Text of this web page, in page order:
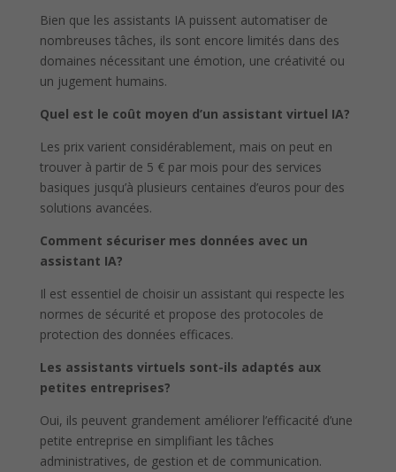
Bien que les assistants IA puissent automatiser de
nombreuses tâches, ils sont encore limités dans des
domaines nécessitant une émotion, une créativité ou
un jugement humains.
Quel est le coût moyen d’un assistant virtuel IA?
Les prix varient considérablement, mais on peut en
trouver à partir de 5 € par mois pour des services
basiques jusqu’à plusieurs centaines d’euros pour des
solutions avancées.
Comment sécuriser mes données avec un
assistant IA?
Il est essentiel de choisir un assistant qui respecte les
normes de sécurité et propose des protocoles de
protection des données efficaces.
Les assistants virtuels sont-ils adaptés aux
petites entreprises?
Oui, ils peuvent grandement améliorer l’efficacité d’une
petite entreprise en simplifiant les tâches
administratives, de gestion et de communication.